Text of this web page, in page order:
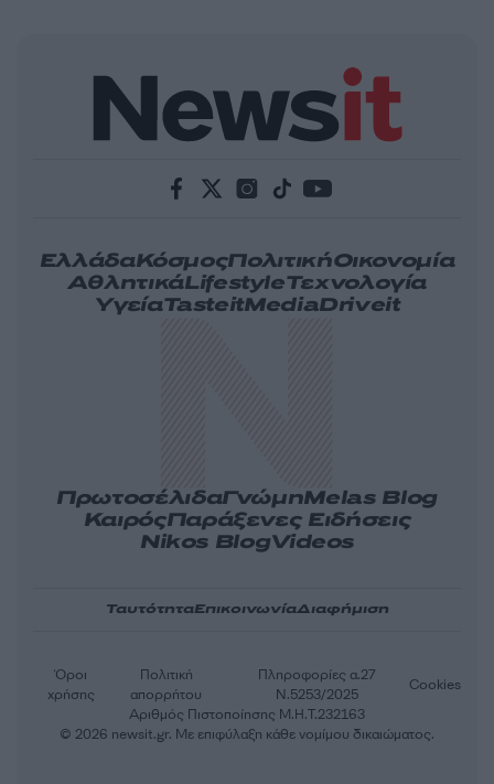
ΕλλάδαΚόσμοςΠολιτικήΟικονομία
ΑθλητικάLifestyleΤεχνολογία
ΥγείαTasteitMediaDriveit
ΠρωτοσέλιδαΓνώμηMelas Blog
ΚαιρόςΠαράξενες Ειδήσεις
Nikos BlogVideos
ΤαυτότηταΕπικοινωνίαΔιαφήμιση
Αριθμός Πιστοποίησης Μ.Η.Τ.232163
Όροι
χρήσης
Πολιτική
απορρήτου
Πληροφορίες α.27
Ν.5253/2025
Cookies
© 2026 newsit.gr. Με επιφύλαξη κάθε νομίμου δικαιώματος.